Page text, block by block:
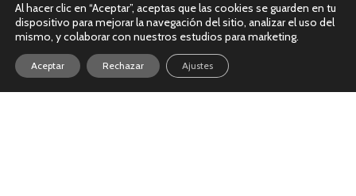
Al hacer clic en “Aceptar”, aceptas que las cookies se guarden en tu
dispositivo para mejorar la navegación del sitio, analizar el uso del
mismo, y colaborar con nuestros estudios para marketing.
Aceptar Rechazar Ajustes